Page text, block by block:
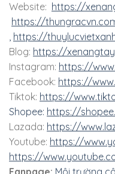
Website: https://
https://
, https://
Blog: https://
Instagram: https://
Facebook: https://
Tiktok: https://
Shopee: https://
Lazada: https://
Youtube: https://
https://